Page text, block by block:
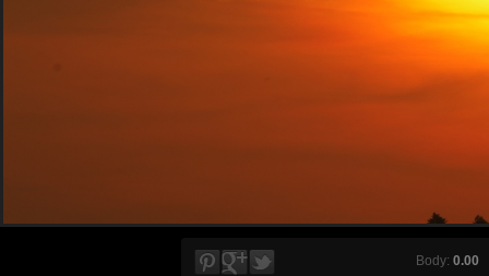
Body: 0.00